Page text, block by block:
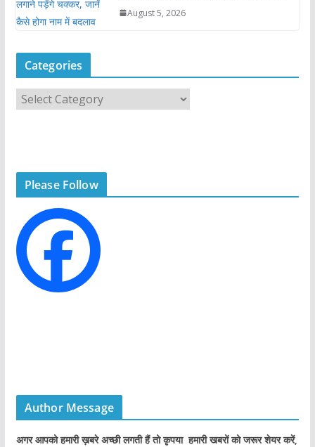
August 5, 2026
Categories
a
r
e
s
Please Follow
Author Message
अगर आपको हमारी ख़बरे अच्छी लगती हैं तो कृपया हमारी खबरों को जरूर शेयर करें,